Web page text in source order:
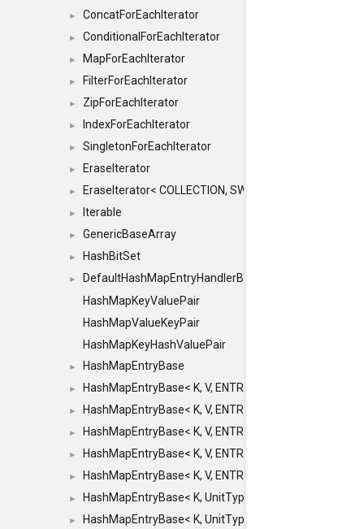
► ConcatForEachIterator
► ConditionalForEachIterator
► MapForEachIterator
► FilterForEachIterator
► ZipForEachIterator
► IndexForEachIterator
► SingletonForEachIterator
► EraseIterator
► EraseIterator< COLLECTION, SWAP_ERASE, false >
► Iterable
► GenericBaseArray
► HashBitSet
►
DefaultHashMapEntryHandlerBase
HashMapKeyValuePair
HashMapValueKeyPair
HashMapKeyHashValuePair
► HashMapEntryBase
► HashMapEntryBase< K, V, ENTRY_HANDLER,
► HashMapEntryBase< K, V, ENTRY_HANDLER,
► HashMapEntryBase< K, V, ENTRY_HANDLER,
► HashMapEntryBase< K, V, ENTRY_HANDLER,
► HashMapEntryBase< K, V, ENTRY_HANDLER,
► HashMapEntryBase< K, UnitType, ENTRY_HANDLER,
► HashMapEntryBase< K, UnitType, ENTRY_HANDLER,